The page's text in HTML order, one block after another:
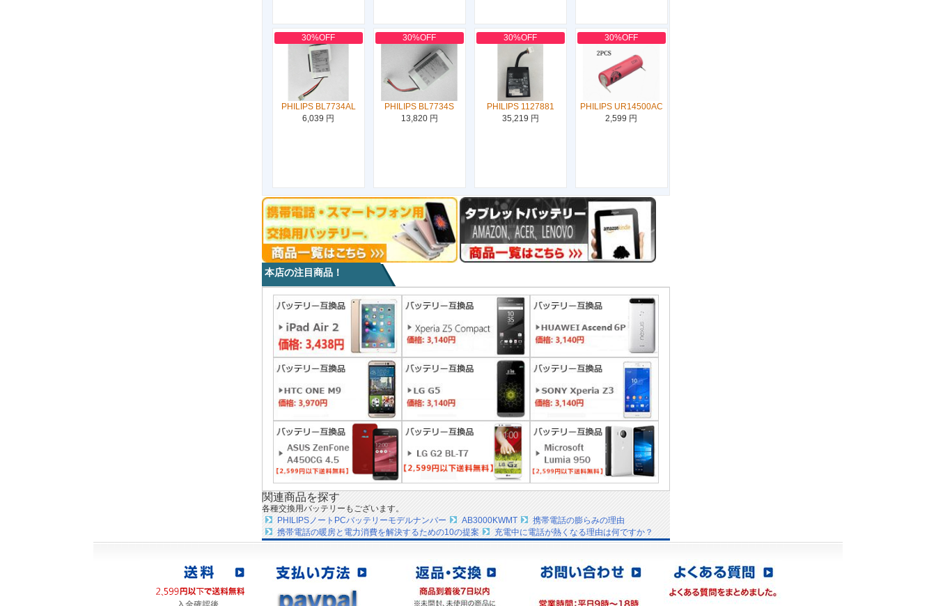
30%OFF
PHILIPS BL7734AL
6,039 円
30%OFF
PHILIPS BL7734S
13,820 円
30%OFF
PHILIPS 1127881
35,219 円
30%OFF
PHILIPS UR14500AC
2,599 円
本店の注目商品！
関連商品を探す
各種交換用バッテリーもございます。
PHILIPSノートPCバッテリーモデルナンバー
AB3000KWMT
携帯電話の膨らみの理由
携帯電話の暖房と電力消費を解決するための10の提案
充電中に電話が熱くなる理由は何ですか？